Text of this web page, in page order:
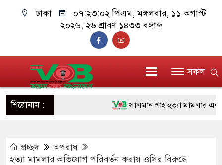
ঢাকা ০৭:২৩:০৩ পিএম, মঙ্গলবার, ১১ অগাস্ট
২০২৬, ২৬ শ্রাবণ ১৪৩৩ বঙ্গাব্দ
সকল
শিরোনাম : সালমান শাহ হত্যা মামলার
প্রচ্ছদ
অপরাধ
হত্যা মামলার অভিযোগ পরিবর্তন করায় ওসির বিরুদ্ধে